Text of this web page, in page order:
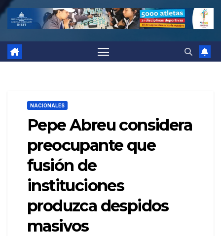
NACIONALES
Pepe Abreu considera
preocupante que
fusión de
instituciones
produzca despidos
masivos